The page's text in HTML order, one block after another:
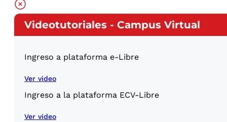
Videotutoriales - Campus Virtual
Ingreso a plataforma e-Libre
Ver video
Ingreso a la plataforma ECV-Libre
Ver video